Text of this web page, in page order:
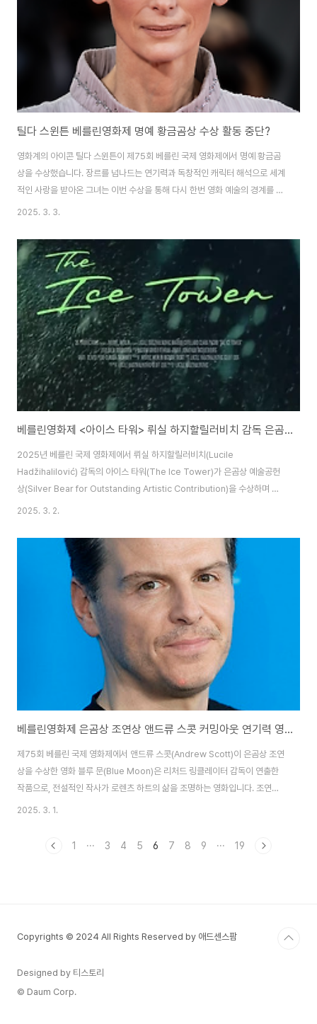
틸다 스윈튼 베를린영화제 명예 황금곰상 수상 활동 중단?
영화계의 아이콘 틸다 스윈튼이 제75회 베를린 국제 영화제에서 명예 황금곰
상을 수상했습니다. 장르를 넘나드는 연기력과 독창적인 캐릭터 해석으로 세계
적인 사랑을 받아온 그녀는 이번 수상을 통해 다시 한번 영화 예술의 경계를 확
장하는 배우로 인정받았습니다. 그녀의 연기 인생과 베를린영화제에서의 감동
윈튼 영화계에서 독보적인 위치를 차지하는 틸다 스윈튼이 제75회 베를린 국
제 영화제에서 명예 황금곰상을 수상하며, 그녀의 경이로운 연기 인생이 다시
한번 조명받았습니다. 그녀는 장르를 초월하는 폭넓은 작품 선택과 강렬한 캐
릭터 해석을 통해 영화 예술의 경계를 확장시켜왔습니다. 아트하우스 영화부터
할리우드 블록버스터까지, 그녀가 등장하는 모..
2025. 3. 3.
베를린영화제 <아이스 타워> 뤼실 하지할릴러비치 감독 은곰상 예술공헌상
2025년 베를린 국제 영화제에서 뤼실 하지할릴러비치(Lucile
Hadžihalilović) 감독의 아이스 타워(The Ice Tower)가 은곰상 예술공헌
상(Silver Bear for Outstanding Artistic Contribution)을 수상하며 전
세계 영화 팬들의 주목을 받았습니다. 1970년대를 배경으로 한 이 영화는 안
으며, 독특한 미장센과 감각적인 연출로 찬사를 받았습니다. 아이스 타워(The
Ice Tower)는 현실과 판타지가 절묘하게 얽혀 있으며, 이를 통해 여성의 성장
과 정체성 탐구라는 심오한 주제를 시각적으로 풀어냅니다. 은곰상 예술공헌상
베를린 국제 영화제에서 수여하는 은곰상 예술공헌상은 ..
2025. 3. 2.
베를린영화제 은곰상 조연상 앤드류 스콧 커밍아웃 연기력 영화 <블루 문> 줄거리
제75회 베를린 국제 영화제에서 앤드류 스콧(Andrew Scott)이 은곰상 조연
상을 수상한 영화 블루 문(Blue Moon)은 리처드 링클레이터 감독이 연출한
작품으로, 전설적인 작사가 로렌츠 하트의 삶을 조명하는 영화입니다. 조연을
맡은 앤드류 스콧은 강렬한 연기로 관객과 평단의 찬사를 받으며 베를린 영화
2025. 3. 1.
1 ··· 3 4 5 6 7 8 9 ··· 19
Copyrights © 2024 All Rights Reserved by 애드센스팜
Designed by 티스토리
© Daum Corp.